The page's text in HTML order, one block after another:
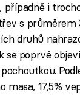
i
s
druhů
se poprvé
17,5%